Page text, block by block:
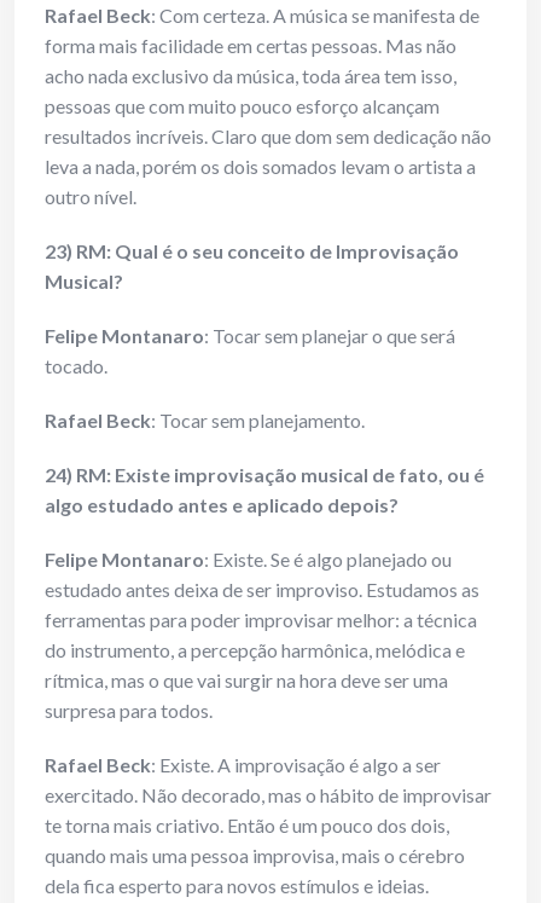
Rafael Beck: Com certeza. A música se manifesta de
forma mais facilidade em certas pessoas. Mas não
acho nada exclusivo da música, toda área tem isso,
pessoas que com muito pouco esforço alcançam
resultados incríveis. Claro que dom sem dedicação não
leva a nada, porém os dois somados levam o artista a
outro nível.
23) RM: Qual é o seu conceito de Improvisação
Musical?
Felipe Montanaro: Tocar sem planejar o que será
tocado.
Rafael Beck: Tocar sem planejamento.
24) RM: Existe improvisação musical de fato, ou é
algo estudado antes e aplicado depois?
Felipe Montanaro: Existe. Se é algo planejado ou
estudado antes deixa de ser improviso. Estudamos as
ferramentas para poder improvisar melhor: a técnica
do instrumento, a percepção harmônica, melódica e
rítmica, mas o que vai surgir na hora deve ser uma
surpresa para todos.
Rafael Beck: Existe. A improvisação é algo a ser
exercitado. Não decorado, mas o hábito de improvisar
te torna mais criativo. Então é um pouco dos dois,
quando mais uma pessoa improvisa, mais o cérebro
dela fica esperto para novos estímulos e ideias.